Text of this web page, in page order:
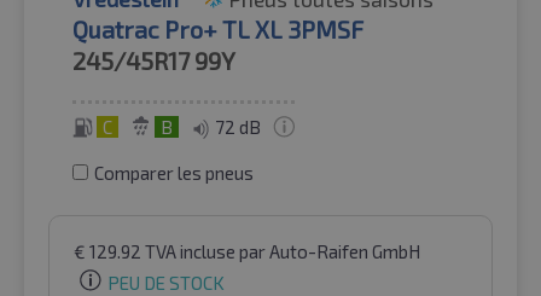
Quatrac Pro+ TL XL 3PMSF
245/45R17 99Y
C B 72 dB
Comparer les pneus
€ 129.92 TVA incluse par Auto-Raifen GmbH
PEU DE STOCK